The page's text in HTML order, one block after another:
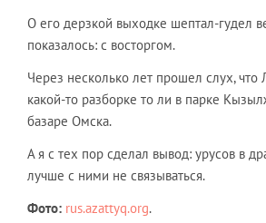
О его дерзкой выходке шептал-гудел
показалось: с восторгом.
Через несколько лет прошел слух, что
какой-то разборке то ли в парке
базаре Омска.
А я с тех пор сделал вывод: урусов в
лучше с ними не связываться.
Фото: rus.azattyq.org.